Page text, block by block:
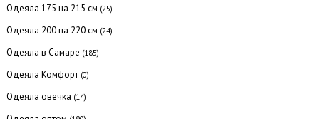
Одеяла 175 на 215 см (25)
Одеяла 200 на 220 см (24)
Одеяла в Самаре (185)
Одеяла Комфорт (0)
Одеяла овечка (14)